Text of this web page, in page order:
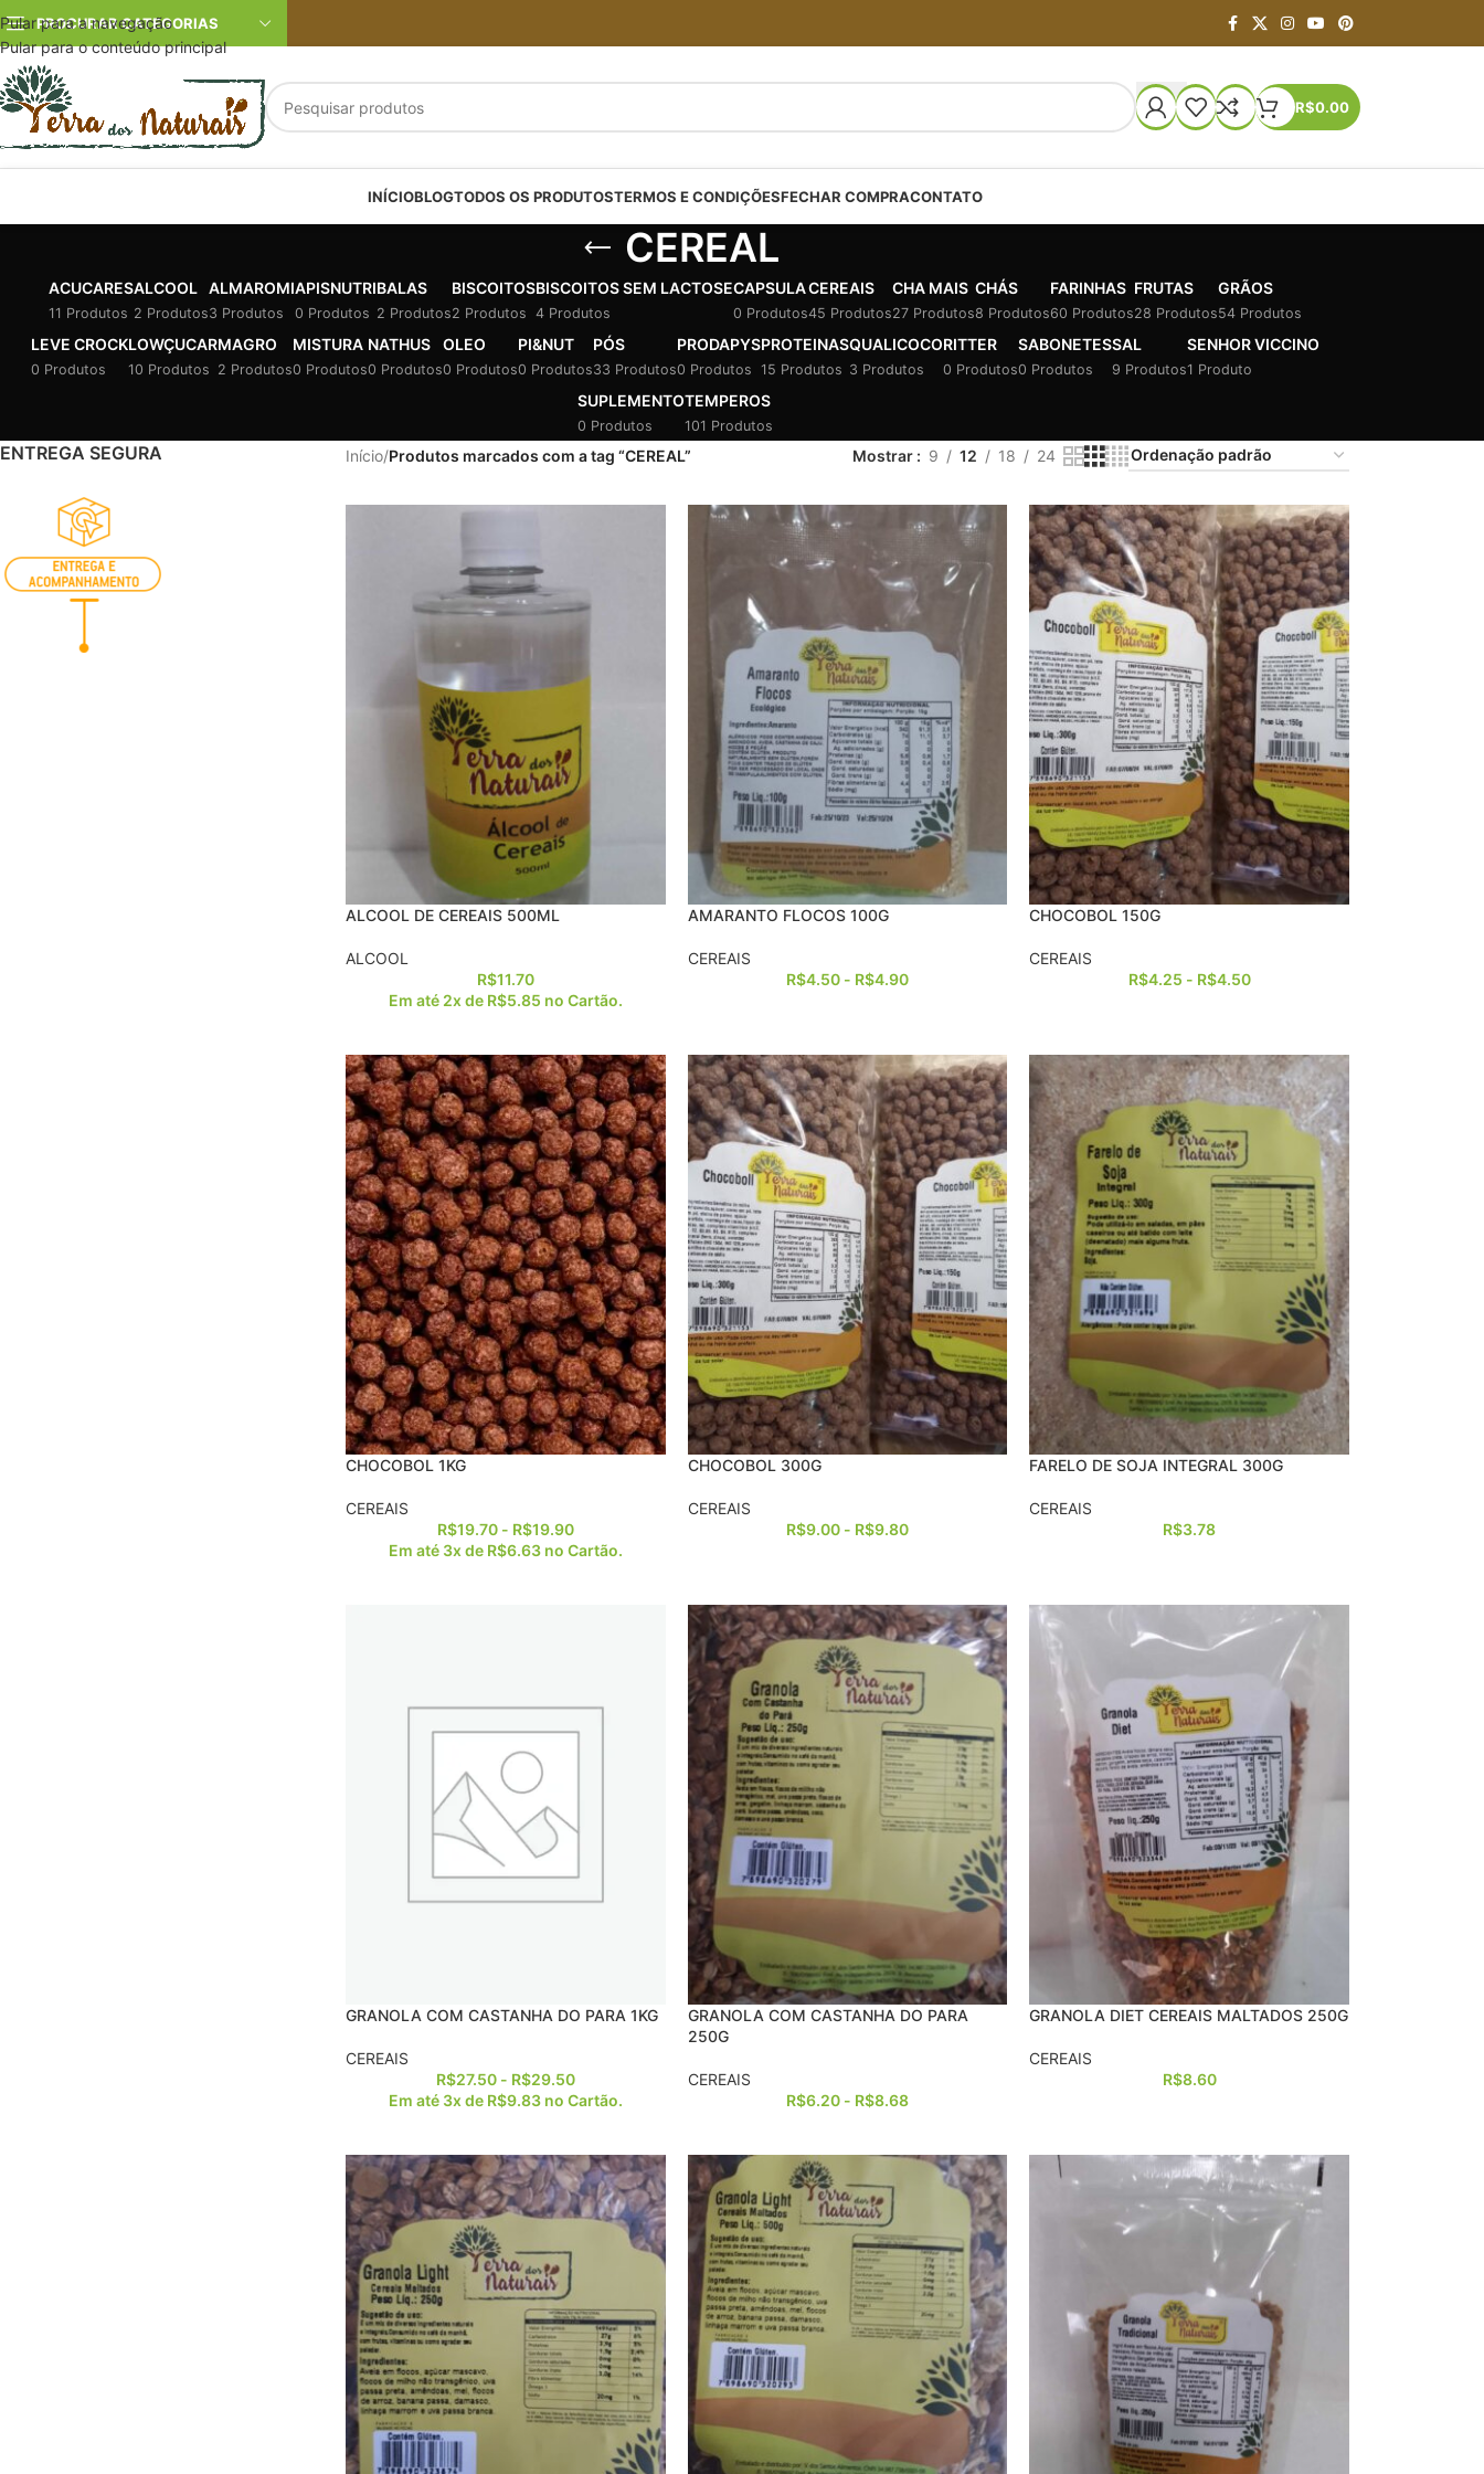
Pular para a navegação
Pular para o conteúdo principal
PROCURAR CATEGORIAS
R$0.00
INÍCIOBLOGTODOS OS PRODUTOSTERMOS E CONDIÇÕESFECHAR COMPRACONTATO
CEREAL
ACUCARES
11 Produtos
ALCOOL
2 Produtos
ALMAROMI
3 Produtos
APISNUTRI
0 Produtos
BALAS
2 Produtos
BISCOITOS
2 Produtos
BISCOITOS SEM LACTOSE
4 Produtos
CAPSULA
0 Produtos
CEREAIS
45 Produtos
CHA MAIS
27 Produtos
CHÁS
8 Produtos
FARINHAS
60 Produtos
FRUTAS
28 Produtos
GRÃOS
54 Produtos
LEVE CROCK
0 Produtos
LOWÇUCAR
10 Produtos
MAGRO
2 Produtos
MISTURA
0 Produtos
NATHUS
0 Produtos
OLEO
0 Produtos
PI&NUT
0 Produtos
PÓS
33 Produtos
PRODAPYS
0 Produtos
PROTEINAS
15 Produtos
QUALICOCO
3 Produtos
RITTER
0 Produtos
SABONETES
0 Produtos
SAL
9 Produtos
SENHOR VICCINO
1 Produto
SUPLEMENTO
0 Produtos
TEMPEROS
101 Produtos
ENTREGA SEGURA Início/Produtos marcados com a tag “CEREAL” Mostrar 9 12 18 24
ALCOOL DE CEREAIS 500ML
ALCOOL
R$11.70
Em até 2x de R$5.85 no Cartão.
AMARANTO FLOCOS 100G
CEREAIS
R$4.50- R$4.90
CHOCOBOL 150G
CEREAIS
R$4.25 - R$4.50
CHOCOBOL 1KG
CEREAIS
R$19.70- R$19.90
Em até 3x de R$6.63 no Cartão.
CHOCOBOL 300G
CEREAIS
R$9.00- R$9.80
FARELO DE SOJA INTEGRAL 300G
CEREAIS
R$3.78
GRANOLA COM CASTANHA DO PARA 1KG
CEREAIS
R$27.50- R$29.50
Em até 3x de R$9.83 no Cartão.
GRANOLA COM CASTANHA DO PARA
250G
CEREAIS
R$6.20- R$8.68
GRANOLA DIET CEREAIS MALTADOS 250G
CEREAIS
R$8.60